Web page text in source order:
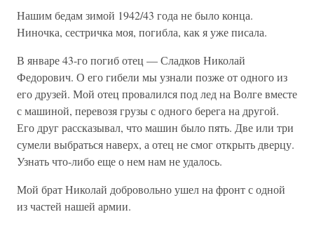
Нашим бедам зимой 1942/43 года не было конца.
Ниночка, сестричка моя, погибла, как я уже писала.
В январе 43-го погиб отец — Сладков Николай
Федорович. О его гибели мы узнали позже от одного из
его друзей. Мой отец провалился под лед на Волге вместе
с машиной, перевозя грузы с одного берега на другой.
Его друг рассказывал, что машин было пять. Две или три
сумели выбраться наверх, а отец не смог открыть дверцу.
Узнать что-либо еще о нем нам не удалось.
Мой брат Николай добровольно ушел на фронт с одной
из частей нашей армии.